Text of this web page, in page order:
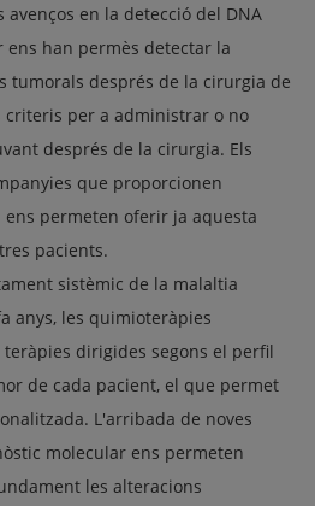
avenços en la detecció del DNA
ens han permès detectar la
tumorals després de la cirurgia de
criteris per a administrar o no
després de la cirurgia. Els
que proporcionen
ens permeten oferir ja aquesta
pacients.
sistèmic de la malaltia
anys, les quimioteràpies
dirigides segons el perfil
de cada pacient, el que permet
L'arribada de noves
molecular ens permeten
les alteracions